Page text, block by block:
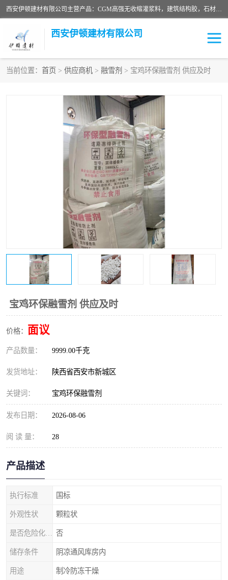
西安伊顿建材有限公司主营产品：CGM高强无收缩灌浆料，建筑结构胶，石材粘合剂，柔性防水材料，环氧修补砂浆等在各个行业得到了客户认可。
西安伊顿建材有限公司
当前位置： 首页 > 供应商机 > 融雪剂 > 宝鸡环保融雪剂 供应及时
宝鸡环保融雪剂 供应及时
价格： 面议
产品数量： 9999.00千克
发货地址： 陕西省西安市新城区
关键词： 宝鸡环保融雪剂
发布日期： 2026-08-06
阅 读 量： 28
产品描述
执行标准 国标
外观性状 颗粒状
否
储存条件 阴凉通风库房内
用途 制冷防冻干燥
修补砂浆
水泥路面修补材料
沥青冷补料
高延性混凝土 速凝剂
金刚砂
桥梁伸缩缝快速修补料 防静电不发火砂浆
碳布胶
融雪剂